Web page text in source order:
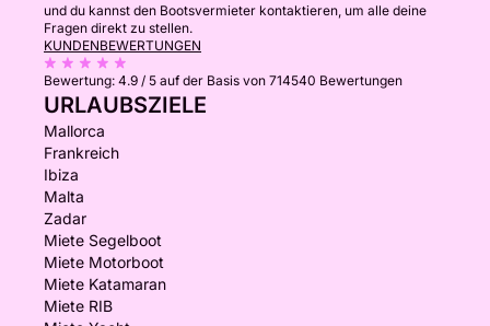
und du kannst den Bootsvermieter kontaktieren, um alle deine
Fragen direkt zu stellen.
KUNDENBEWERTUNGEN
Bewertung: 4.9 / 5 auf der Basis von 714540 Bewertungen
URLAUBSZIELE
Mallorca
Frankreich
Ibiza
Malta
Zadar
Miete Segelboot
Miete Motorboot
Miete Katamaran
Miete RIB